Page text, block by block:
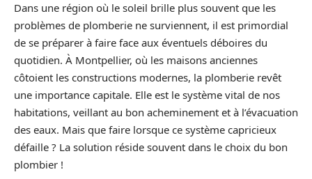
Dans une région où le soleil brille plus souvent que les
problèmes de plomberie ne surviennent, il est primordial
de se préparer à faire face aux éventuels déboires du
quotidien. À Montpellier, où les maisons anciennes
côtoient les constructions modernes, la plomberie revêt
une importance capitale. Elle est le système vital de nos
habitations, veillant au bon acheminement et à l’évacuation
des eaux. Mais que faire lorsque ce système capricieux
défaille ? La solution réside souvent dans le choix du bon
plombier !